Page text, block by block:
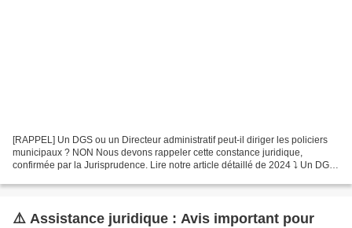
[RAPPEL] Un DGS ou un Directeur administratif peut-il diriger les policiers
municipaux ? NON Nous devons rappeler cette constance juridique,
confirmée par la Jurisprudence. Lire notre article détaillé de 2024 ⤵️ Un DGS
⚠️ Assistance juridique : Avis important pour